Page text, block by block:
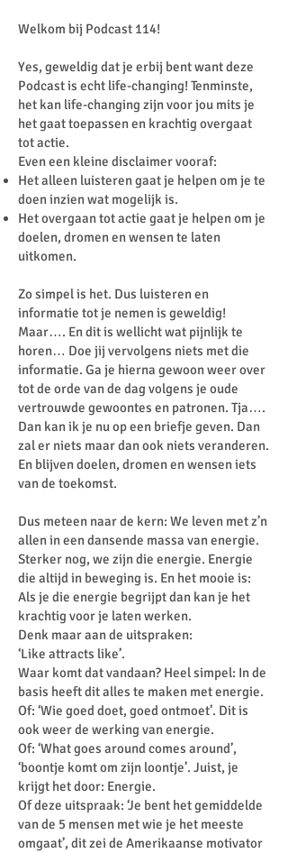
Welkom bij Podcast 114!
Yes, geweldig dat je erbij bent want deze
Podcast is echt life-changing! Tenminste,
het kan life-changing zijn voor jou mits je
het gaat toepassen en krachtig overgaat
tot actie.
Even een kleine disclaimer vooraf:
Het alleen luisteren gaat je helpen om je te
doen inzien wat mogelijk is.
Het overgaan tot actie gaat je helpen om je
doelen, dromen en wensen te laten
uitkomen.
Zo simpel is het. Dus luisteren en
informatie tot je nemen is geweldig!
Maar…. En dit is wellicht wat pijnlijk te
horen… Doe jij vervolgens niets met die
informatie. Ga je hierna gewoon weer over
tot de orde van de dag volgens je oude
vertrouwde gewoontes en patronen. Tja….
Dan kan ik je nu op een briefje geven. Dan
zal er niets maar dan ook niets veranderen.
En blijven doelen, dromen en wensen iets
van de toekomst.
Dus meteen naar de kern: We leven met z’n
allen in een dansende massa van energie.
Sterker nog, we zijn die energie. Energie
die altijd in beweging is. En het mooie is:
Als je die energie begrijpt dan kan je het
krachtig voor je laten werken.
Denk maar aan de uitspraken:
‘Like attracts like’.
Waar komt dat vandaan? Heel simpel: In de
basis heeft dit alles te maken met energie.
Of: ‘Wie goed doet, goed ontmoet’. Dit is
ook weer de werking van energie.
Of: ‘What goes around comes around’,
‘boontje komt om zijn loontje’. Juist, je
krijgt het door: Energie.
Of deze uitspraak: ‘Je bent het gemiddelde
van de 5 mensen met wie je het meeste
omgaat’, dit zei de Amerikaanse motivator